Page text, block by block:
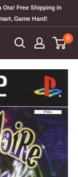
Ora! Free Shipping in
Game Hard!
0